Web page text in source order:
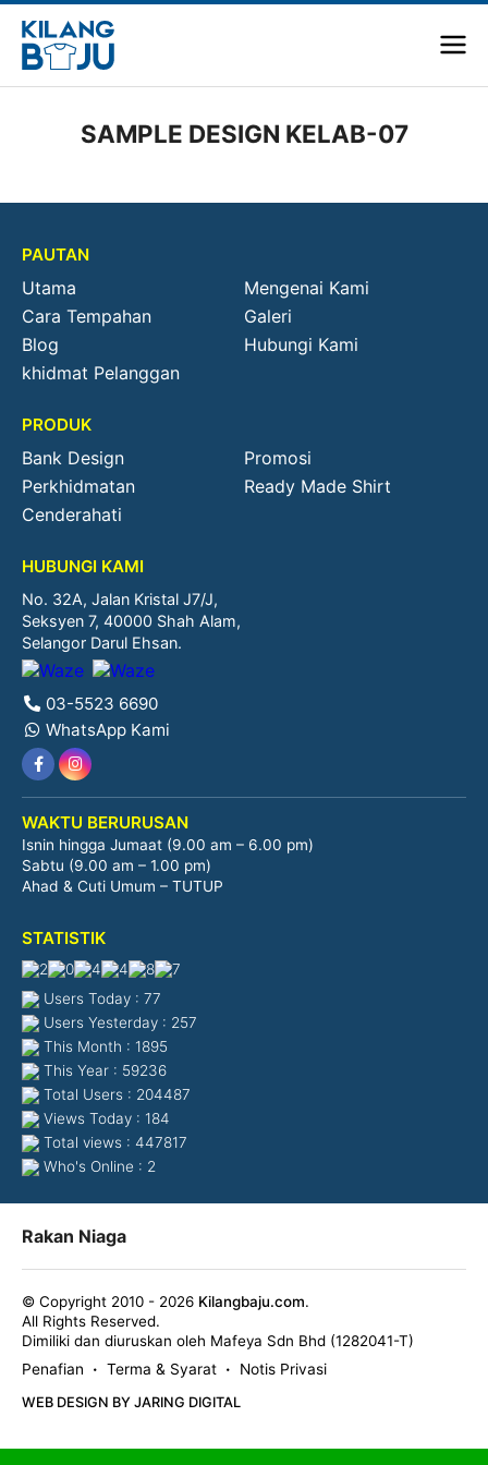
SAMPLE DESIGN KELAB-07
PAUTAN
Utama
Mengenai Kami
Cara Tempahan
Galeri
Blog
Hubungi Kami
khidmat Pelanggan
PRODUK
Bank Design
Promosi
Perkhidmatan
Ready Made Shirt
Cenderahati
HUBUNGI KAMI
No. 32A, Jalan Kristal J7/J,
Seksyen 7, 40000 Shah Alam,
Selangor Darul Ehsan.
03-5523 6690
WhatsApp Kami
WAKTU BERURUSAN
Isnin hingga Jumaat (9.00 am – 6.00 pm)
Sabtu (9.00 am – 1.00 pm)
Ahad & Cuti Umum – TUTUP
STATISTIK
Users Today : 77
Users Yesterday : 257
This Month : 1895
This Year : 59236
Total Users : 204487
Views Today : 184
Total views : 447817
Who's Online : 2
Rakan Niaga
© Copyright 2010 - 2026 Kilangbaju.com.
All Rights Reserved.
Dimiliki dan diuruskan oleh Mafeya Sdn Bhd (1282041-T)
Penafian
• Terma & Syarat • Notis Privasi
WEB DESIGN BY JARING DIGITAL